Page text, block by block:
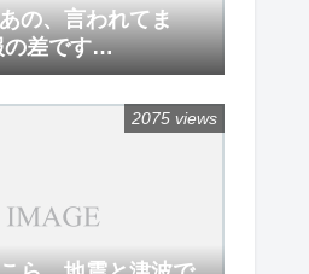
の、言われてま
の差です…
2075 views